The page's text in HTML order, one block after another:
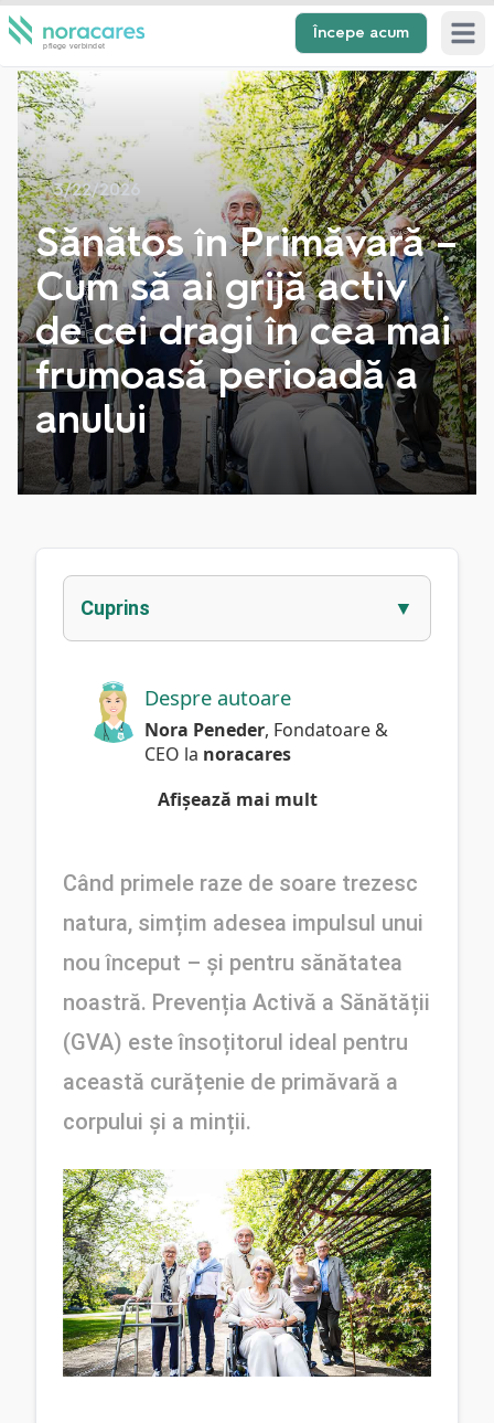
Începe acum
3/22/2026
Sănătos în Primăvară –
Cum să ai grijă activ
de cei dragi în cea mai
frumoasă perioadă a
anului
Cuprins
Despre autoare
Nora Peneder, Fondatoare &
CEO la noracares
Afișează mai mult
Când primele raze de soare trezesc
natura, simțim adesea impulsul unui
nou început – și pentru sănătatea
noastră. Prevenția Activă a Sănătății
(GVA) este însoțitorul ideal pentru
această curățenie de primăvară a
corpului și a minții.